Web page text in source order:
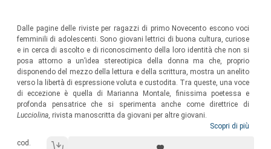
Dalle pagine delle riviste per ragazzi di primo Novecento escono voci
femminili di adolescenti. Sono giovani lettrici di buona cultura, curiose
e in cerca di ascolto e di riconoscimento della loro identità che non si
posa attorno a un’idea stereotipica della donna ma che, proprio
disponendo del mezzo della lettura e della scrittura, mostra un anelito
verso la libertà di espressione voluta e custodita. Tra queste, una voce
di eccezione è quella di Marianna Montale, finissima poetessa e
profonda pensatrice che si sperimenta anche come direttrice di
Lucciolina, rivista manoscritta da giovani per altre giovani.
Scopri di più
cod.